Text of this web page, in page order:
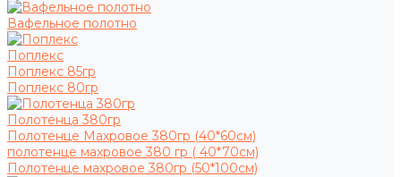
Вафельное полотно
Поплекс
Поплекс 85гр
Поплекс 80гр
Полотенца 380гр
Полотенце Махровое 380гр (40*60см)
полотенце махровое 380 гр ( 40*70см)
Полотенце махровое 380гр (50*100см)